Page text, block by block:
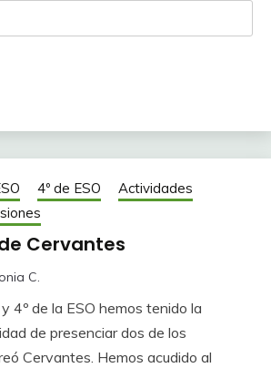
4º de ESO
Actividades
Cervantes
C.
4º de la ESO hemos tenido la
de presenciar dos de los
Cervantes. Hemos acudido al